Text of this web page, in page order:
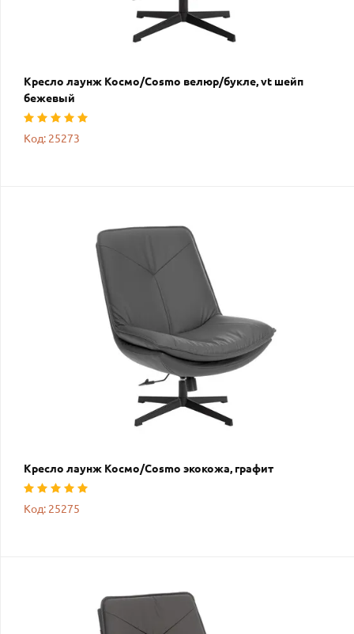
Кресло лаунж Космо/Cosmo велюр/букле, vt шейп
бежевый
Код: 25273
Кресло лаунж Космо/Cosmo экокожа, графит
Код: 25275